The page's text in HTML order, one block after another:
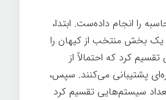
را انجام داده‌ست. ابتدا،
یک بخش منتخب از کیهان را
تقسیم کرد که احتمالاً از
پشتیبانی می‌کنند. سپس،
سیستم‌هایی تقسیم کرد